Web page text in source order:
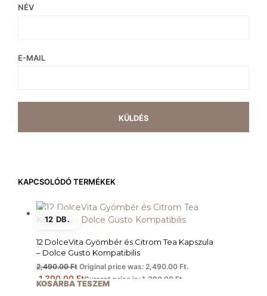
NÉV
E-MAIL
KAPCSOLÓDÓ TERMÉKEK
12 DB.
12 DolceVita Gyömbér és Citrom Tea Kapszula
– Dolce Gusto Kompatibilis
2,490.00Ft Original price was: 2,490.00 Ft.
1,390.00 FtCurrent price is: 1,390.00 Ft.
KOSÁRBA TESZEM